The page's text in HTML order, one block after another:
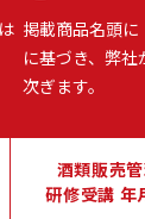
掲載商品名頭
に基づき、弊
次ぎます。
酒類販売
研修受講 年